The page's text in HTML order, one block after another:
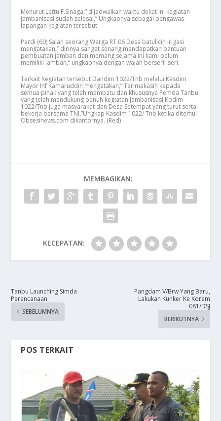
Menurut Lettu F.Sinaga,” dijadwalkan waktu dekat ini kegiatan
jambanisasi sudah selesai,” Ungkapnya sebagai pengawas
lapangan kegiatan tersebut.
Pardi (60) Salah seorang Warga RT.06 Desa batulicin irigasi
mengatakan,” dirinya sangat senang mendapatkan bantuan
pembuatan jamban dan memang selama ini kami belum
memiliki jamban,” ungkapnya dengan wajah berseri- seri.
Terkait Kegiatan tersebut Dandim 1022/Tnb melalui Kasdim
Mayor Inf Kamaruddin mengatakan,” Terimakasih kepada
semua pihak yang telah membatu dan khususnya Pemda Tanbu
yang telah mendukung penuh kegiatan Jambanisasi Kodim
1022/Tnb juga masyarakat dan Desa Setempat yang turut serta
bekerja bersama TNI,”Ungkap Kasdim 1022/ Tnb ketika ditemui
Obsesinews.com dikantornya. (Red)
MEMBAGIKAN:
KECEPATAN:
Tanbu Launching Simda
Perencanaan
SEBELUMNYA
Pangdam V/Brw Yang Baru,
Lakukan Kunker Ke Korem
081/DSJ
BERIKUTNYA
POS TERKAIT